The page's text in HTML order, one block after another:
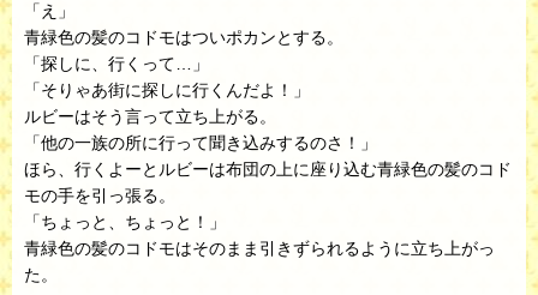
「え」
青緑色の髪のコドモはついポカンとする。
「探しに、行くって…」
「そりゃあ街に探しに行くんだよ！」
ルビーはそう言って立ち上がる。
「他の一族の所に行って聞き込みするのさ！」
ほら、行くよーとルビーは布団の上に座り込む青緑色の髪のコド
モの手を引っ張る。
「ちょっと、ちょっと！」
青緑色の髪のコドモはそのまま引きずられるように立ち上がっ
た。